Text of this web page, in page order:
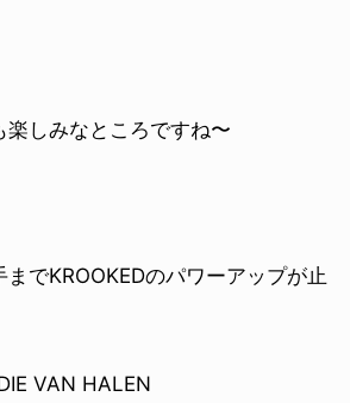
しみなところですね〜
でKROOKEDのパワーアップが止
VAN HALEN